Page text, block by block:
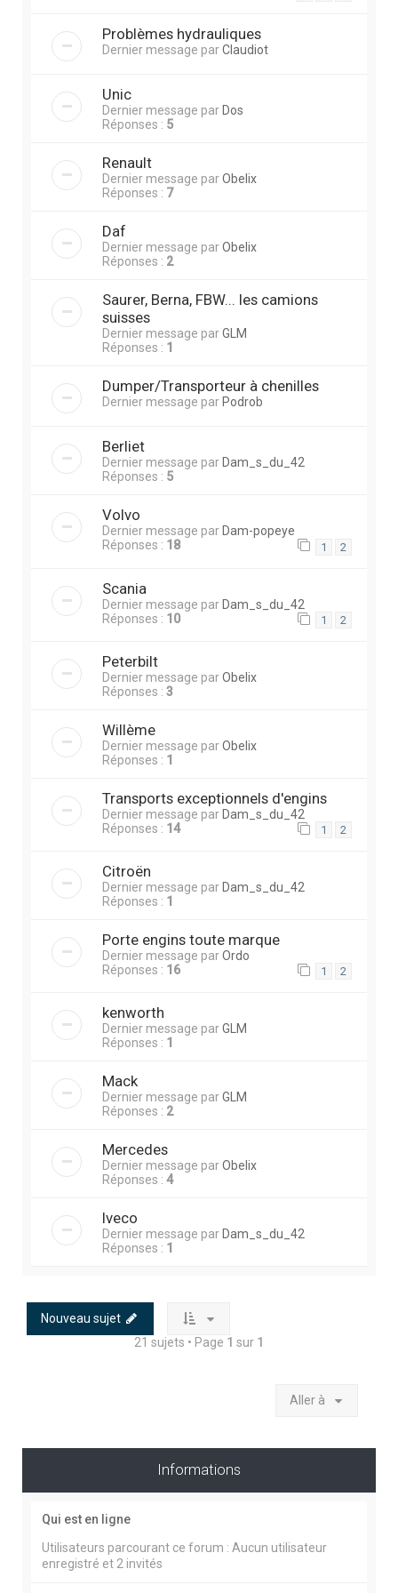
Problèmes hydrauliques
Dernier message parClaudiot
Unic
Dernier message par Dos
Réponses : 5
Renault
Dernier message parObelix
Réponses : 7
Daf
Dernier message parObelix
Réponses : 2
Saurer, Berna, FBW... les camions
suisses
Dernier message parGLM
Réponses : 1
Dumper/Transporteur à chenilles
Dernier message par Podrob
Berliet
Dernier message par Dam_s_du_42
Réponses : 5
Volvo
Dernier message par Dam-popeye
Réponses : 18 1 2
Scania
Dernier message parDam_s_du_42
Réponses : 10 1 2
Peterbilt
Dernier message parObelix
Réponses : 3
Willème
Dernier message parObelix
Réponses : 1
Transports exceptionnels d'engins
Dernier message par Dam_s_du_42
Réponses : 14 1 2
Citroën
Dernier message par Dam_s_du_42
Réponses : 1
Porte engins toute marque
Dernier message parOrdo
Réponses : 16 1 2
kenworth
Dernier message parGLM
Réponses : 1
Mack
Dernier message parGLM
Réponses : 2
Mercedes
Dernier message parObelix
Réponses : 4
Iveco
Dernier message par Dam_s_du_42
Réponses : 1
Nouveau sujet
21 sujets • Page 1 sur 1
Aller à
Informations
Qui est en ligne
Utilisateurs parcourant ce forum : Aucun utilisateur
enregistré et 2 invités